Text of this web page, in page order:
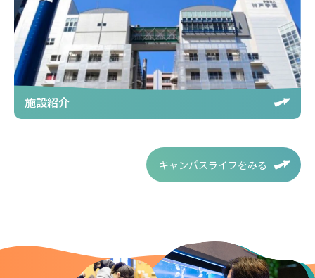
施設紹介
キャンパスライフをみる